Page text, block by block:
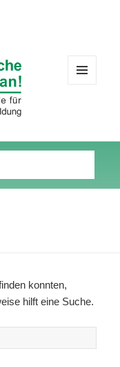
konnten,
hilft eine Suche.